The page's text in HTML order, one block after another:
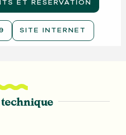
ET RÉSERVATION
SITE INTERNET
technique